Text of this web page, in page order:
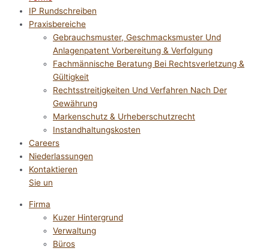
IP Rundschreiben
Praxisbereiche
Gebrauchsmuster, Geschmacksmuster Und
Anlagenpatent Vorbereitung & Verfolgung
Fachmännische Beratung Bei Rechtsverletzung &
Gültigkeit
Rechtsstreitigkeiten Und Verfahren Nach Der
Gewährung
Markenschutz & Urheberschutzrecht
Instandhaltungskosten
Careers
Niederlassungen
Kontaktieren
Sie un
Firma
Kuzer Hintergrund
Verwaltung
Büros